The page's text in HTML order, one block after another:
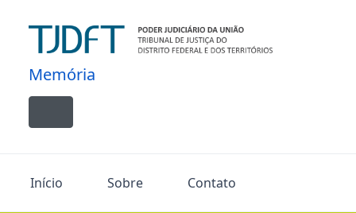
Memória
Toggle navigation
Início Sobre Contato